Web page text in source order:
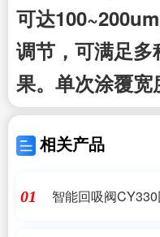
可达
调节，可满足
果。单次涂覆
相关产品
01
智能回吸阀